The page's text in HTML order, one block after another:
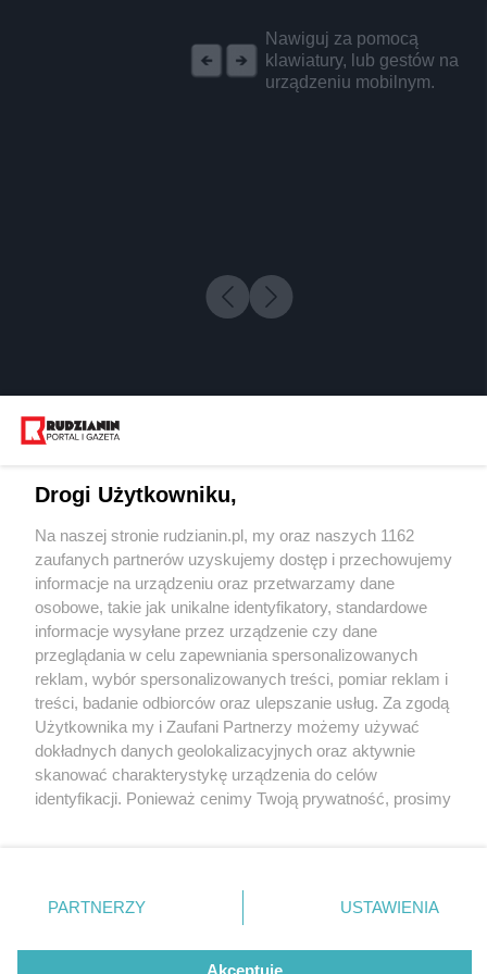
Nawiguj za pomocą
klawiatury, lub gestów na
urządzeniu mobilnym.
5 / 0
Wydawca mediów
Nie zapomnij
zapoznać się z:
polityką prywatności regulamin korzystania z portali
Twojemiasto
Piekary Śląskie
Chorzów
Tarnowskie Góry
Gliwice
Skontakuj sięz nami
Kontakt
Wydawca
Redakcja
Drogi Użytkowniku,
Na naszej stronie rudzianin.pl, my oraz naszych 1162
zaufanych partnerów uzyskujemy dostęp i przechowujemy
informacje na urządzeniu oraz przetwarzamy dane
osobowe, takie jak unikalne identyfikatory, standardowe
informacje wysyłane przez urządzenie czy dane
przeglądania w celu zapewniania spersonalizowanych
reklam, wybór spersonalizowanych treści, pomiar reklam i
treści, badanie odbiorców oraz ulepszanie usług. Za zgodą
Użytkownika my i Zaufani Partnerzy możemy używać
dokładnych danych geolokalizacyjnych oraz aktywnie
skanować charakterystykę urządzenia do celów
identyfikacji. Ponieważ cenimy Twoją prywatność, prosimy
prywatności znajdujący się w lewym dolnym rogu strony
. Niektóre rodzaje przetwarzania danych nie wymagają
zgody użytkownika, ale masz prawo sprzeciwić się
takiemu przetwarzaniu. Preferencje będą miały
PARTNERZY USTAWIENIA
Akceptuję